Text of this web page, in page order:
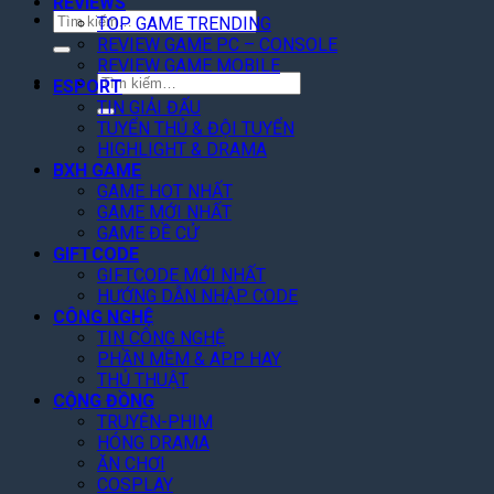
Tìm
kiếm:
Tìm
kiếm:
TOP GAME TRENDING
REVIEW GAME PC – CONSOLE
REVIEW GAME MOBILE
ESPORT
TIN GIẢI ĐẤU
TUYỂN THỦ & ĐỘI TUYỂN
HIGHLIGHT & DRAMA
BXH GAME
GAME HOT NHẤT
GAME MỚI NHẤT
GAME ĐỀ CỬ
GIFTCODE
GIFTCODE MỚI NHẤT
HƯỚNG DẪN NHẬP CODE
CÔNG NGHỆ
TIN CÔNG NGHỆ
PHẦN MỀM & APP HAY
THỦ THUẬT
CỘNG ĐỒNG
TRUYỆN-PHIM
HÓNG DRAMA
ĂN CHƠI
COSPLAY